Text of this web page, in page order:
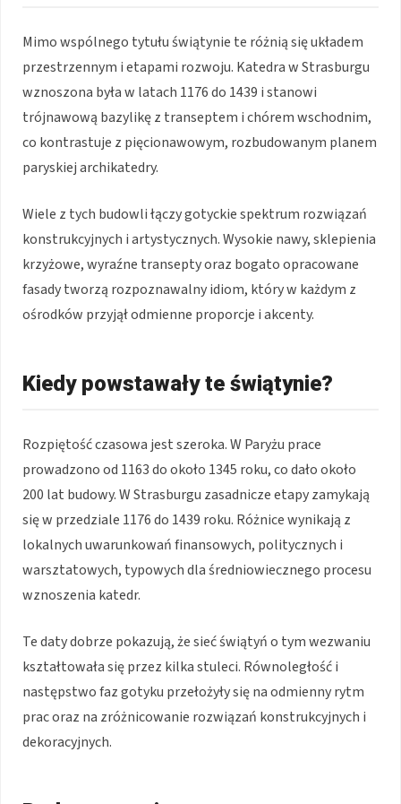
Mimo wspólnego tytułu świątynie te różnią się układem
przestrzennym i etapami rozwoju. Katedra w Strasburgu
wznoszona była w latach 1176 do 1439 i stanowi
trójnawową bazylikę z transeptem i chórem wschodnim,
co kontrastuje z pięcionawowym, rozbudowanym planem
paryskiej archikatedry.
Wiele z tych budowli łączy gotyckie spektrum rozwiązań
konstrukcyjnych i artystycznych. Wysokie nawy, sklepienia
krzyżowe, wyraźne transepty oraz bogato opracowane
fasady tworzą rozpoznawalny idiom, który w każdym z
ośrodków przyjął odmienne proporcje i akcenty.
Kiedy powstawały te świątynie?
Rozpiętość czasowa jest szeroka. W Paryżu prace
prowadzono od 1163 do około 1345 roku, co dało około
200 lat budowy. W Strasburgu zasadnicze etapy zamykają
się w przedziale 1176 do 1439 roku. Różnice wynikają z
lokalnych uwarunkowań finansowych, politycznych i
warsztatowych, typowych dla średniowiecznego procesu
wznoszenia katedr.
Te daty dobrze pokazują, że sieć świątyń o tym wezwaniu
kształtowała się przez kilka stuleci. Równoległość i
następstwo faz gotyku przełożyły się na odmienny rytm
prac oraz na zróżnicowanie rozwiązań konstrukcyjnych i
dekoracyjnych.